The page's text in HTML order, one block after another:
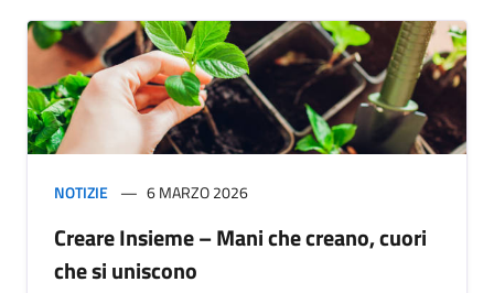
NOTIZIE 6 MARZO 2026
Creare Insieme – Mani che creano, cuori
che si uniscono